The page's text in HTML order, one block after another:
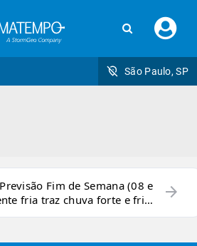
seu
São Paulo, SP
Fim de Semana (08 e
fria traz chuva forte e frio
arrow_forward